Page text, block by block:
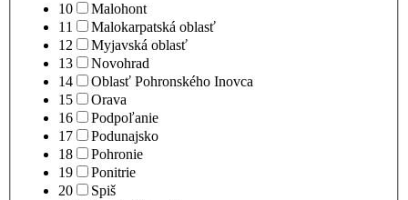
10
Malohont
11
Malokarpatská oblasť
12
Myjavská oblasť
13
Novohrad
14
Oblasť Pohronského Inovca
15
Orava
16
Podpoľanie
17
Podunajsko
18
Pohronie
19
Ponitrie
20
Spiš